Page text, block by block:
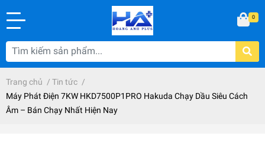
0
Trang chủ / Tin tức /
Máy Phát Điện 7KW HKD7500P1PRO Hakuda Chạy Dầu Siêu Cách
Âm – Bán Chạy Nhất Hiện Nay